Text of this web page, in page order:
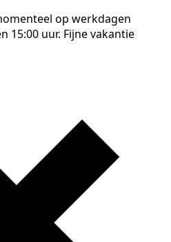
op werkdagen
15:00 uur. Fijne vakantie